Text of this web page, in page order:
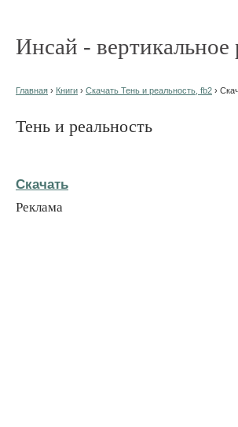
Инсай - вертикальное
Главная › Книги › Скачать Тень и реальность, fb2 ›
Тень и реальность
Скачать
Реклама